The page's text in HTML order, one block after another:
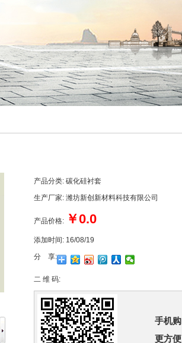
产品分类: 碳化硅衬套
生产厂家: 潍坊新创新材料科技有限公司
产品价格: ￥0.0
添加时间: 16/08/19
分 享:
二 维 码:
手机购
更方便